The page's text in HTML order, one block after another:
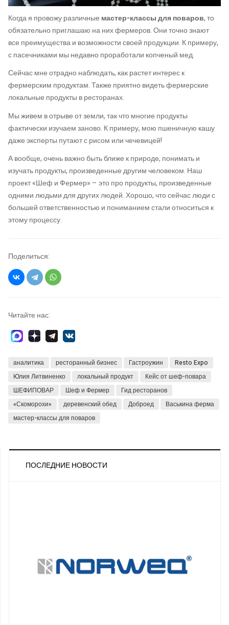
Когда я провожу различные мастер-классы для поваров, то
обязательно приглашаю на них фермеров. Они точно знают
все преимущества и возможности своей продукции. К примеру,
с пасечниками мы недавно проработали копченый мед.
Сейчас мне отрадно наблюдать, как растет интерес к
фермерским продуктам. Также приятно видеть фермерские
локальные продукты в ресторанах.
Мы живем в отрыве от земли, так что многие продукты
фактически изучаем заново. К примеру, мою пшеничную кашу
даже эксперты путают с рисом или чечевицей!
А вообще, очень важно быть ближе к природе, понимать и
изучать продукты, произведенные другим человеком. Наш
проект «Шеф и Фермер» – это про продукты, произведенные
одними людьми для других людей. Хорошо, что сейчас люди с
большей ответственностью и пониманием стали относиться к
этому процессу.
Поделиться:
Читайте нас:
аналитика ресторанный бизнес Гастроужин
Resto Expo
Юлия Литвиненко
локальный продукт
Кейс от шеф-повара
ШЕФИПОВАР
Шеф и Фермер
Гид ресторанов
«Скоморохи»
деревенский обед Доброед
Васькина ферма
мастер-классы для поваров
ПОСЛЕДНИЕ НОВОСТИ